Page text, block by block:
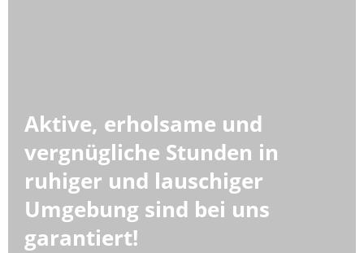
Aktive, erholsame und
vergnügliche Stunden in
ruhiger und lauschiger
Umgebung sind bei uns
garantiert!